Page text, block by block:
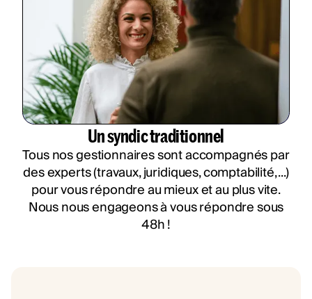
Un syndic traditionnel
Tous nos gestionnaires sont accompagnés par
des experts (travaux, juridiques, comptabilité, ...)
pour vous répondre au mieux et au plus vite.
Nous nous engageons à vous répondre sous
48h !